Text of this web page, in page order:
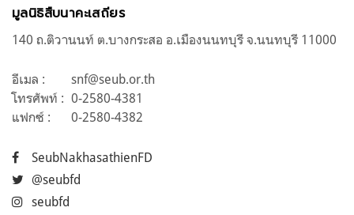
มูลนิธิสืบนาคะเสถียร
140 ถ.ติวานนท์ ต.บางกระสอ อ.เมืองนนทบุรี จ.นนทบุรี 11000
อีเมล :
snf@seub.or.th
โทรศัพท์ : 0-2580-4381
แฟกซ์ :
0-2580-4382
SeubNakhasathienFD
@seubfd
seubfd